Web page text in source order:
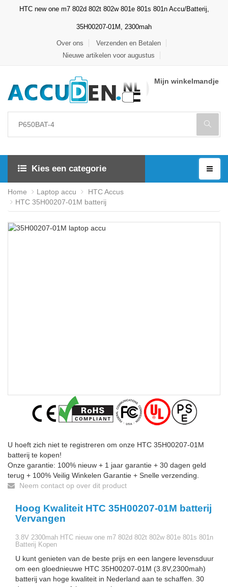
HTC new one m7 802d 802t 802w 801e 801s 801n Accu/Batterij,
35H00207-01M, 2300mah
Over ons
Verzenden en Betalen
Nieuwe artikelen voor augustus
Mijn winkelmandje
Kies een categorie
Home Laptop accu
HTC Accus
HTC 35H00207-01M batterij
U hoeft zich niet te registreren om onze HTC 35H00207-01M
batterij te kopen!
Onze garantie: 100% nieuw + 1 jaar garantie + 30 dagen geld
terug + 100% Veilig Winkelen Garantie + Snelle verzending.
Neem contact op over dit product
Hoog Kwaliteit HTC 35H00207-01M batterij
Vervangen
3.8V 2300mah HTC nieuw one m7 802d 802t 802w 801e 801s 801n
Batterij Kopen
U kunt genieten van de beste prijs en een langere levensduur
om een gloednieuwe HTC 35H00207-01M (3.8V,2300mah)
batterij van hoge kwaliteit in Nederland aan te schaffen. 30